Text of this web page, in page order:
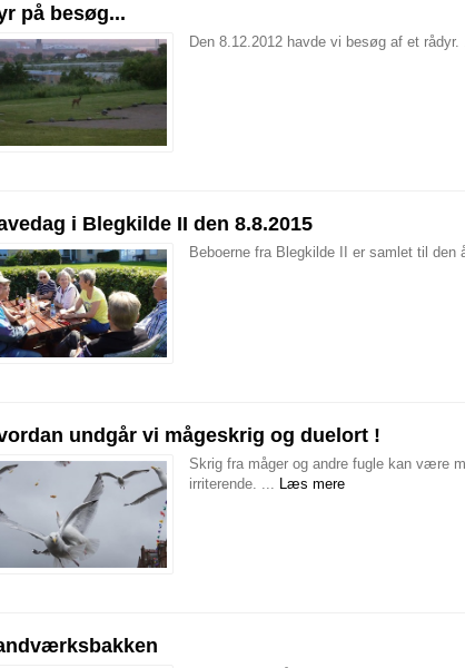
på besøg...
Den 8.12.2012 havde vi besøg af et rådyr.
i Blegkilde II den 8.8.2015
Beboerne fra Blegkilde II er samlet til den
undgår vi mågeskrig og duelort !
Skrig fra måger og andre fugle kan være
irriterende. ...
Læs mere